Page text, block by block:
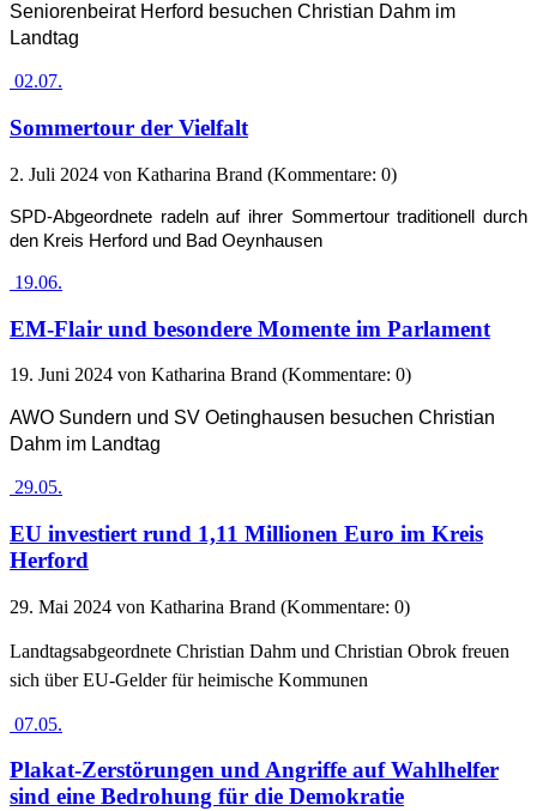
Seniorenbeirat Herford besuchen Christian Dahm im
Landtag
02.07.
Sommertour der Vielfalt
2. Juli 2024 von Katharina Brand (Kommentare: 0)
SPD-Abgeordnete radeln auf ihrer Sommertour traditionell durch
den Kreis Herford und Bad Oeynhausen
19.06.
EM-Flair und besondere Momente im Parlament
19. Juni 2024 von Katharina Brand (Kommentare: 0)
AWO Sundern und SV Oetinghausen besuchen Christian
Dahm im Landtag
29.05.
EU investiert rund 1,11 Millionen Euro im Kreis
Herford
29. Mai 2024 von Katharina Brand (Kommentare: 0)
Landtagsabgeordnete Christian Dahm und Christian Obrok freuen
sich über EU-Gelder für heimische Kommunen
07.05.
Plakat-Zerstörungen und Angriffe auf Wahlhelfer
sind eine Bedrohung für die Demokratie